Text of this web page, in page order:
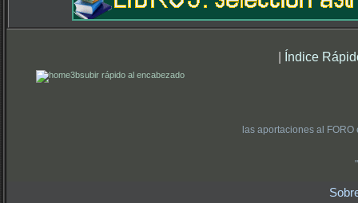
| Índice
subir rápido al encabezado
las aportaciones al